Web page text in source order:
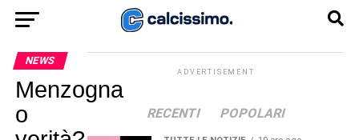
NEWS
Menzogna
o
ADVERTISEMENT
RECENTI POPOLARI